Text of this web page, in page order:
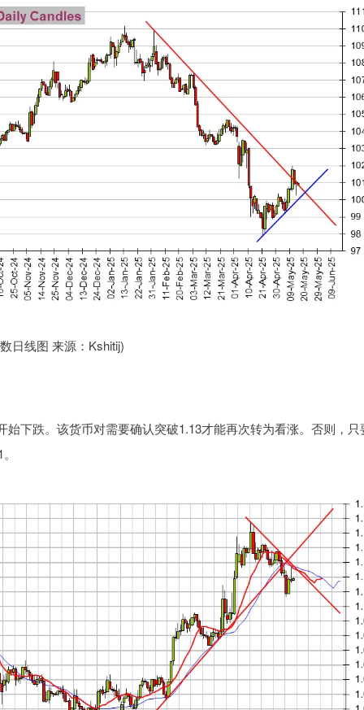
日线图 来源：Kshitij)
下跌。该货币对需要确认突破1.13才能再次转为看涨。否则，只